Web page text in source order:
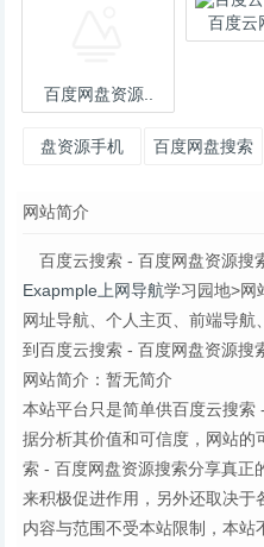
百度网盘资源..
百度云
盘资源手机
搜索引擎-百
度云盘
百度网盘搜索
网站简介
百度云搜索 - 百度网盘资源搜
Exapmple上网导航学习园地>网
网址导航、个人主页、前端导
到百度云搜索 - 百度网盘资源搜
网站简介：暂无简介
本站平台只是简单供百度云搜
据分析其价值和可信度，网站的
索 - 百度网盘资源搜索分享真正
来积极促进作用，另外还取决
内容与范围不受本站限制，本